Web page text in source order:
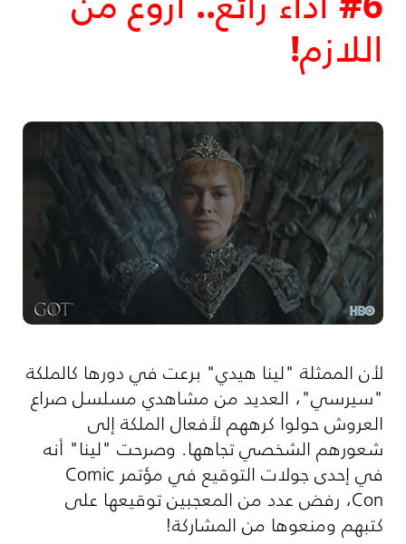
اللازم!
لأن الممثلة "لينا هيدي" برعت في دورها كالملكة
"سيرسي"، العديد من مشاهدي مسلسل صراع
العروش حولوا كرههم لأفعال الملكة إلى
شعورهم الشخصي تجاهها. وصرحت "لينا" أنه
في إحدى جولات التوقيع في مؤتمر Comic
Con، رفض عدد من المعجبين توقيعها على
كتبهم ومنعوها من المشاركة!